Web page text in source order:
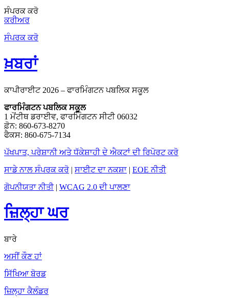
ਸੰਪਰਕ ਕਰੋ
ਕਰੀਅਰ
ਸੰਪਰਕ ਕਰੋ
ਖ਼ਬਰਾਂ
ਕਾਪੀਰਾਈਟ 2026 – ਫਾਰਮਿੰਗਟਨ ਪਬਲਿਕ ਸਕੂਲ
ਫਾਰਮਿੰਗਟਨ ਪਬਲਿਕ ਸਕੂਲ
1 ਮੋਂਟੀਥ ਡਰਾਈਵ, ਫਾਰਮਿੰਗਟਨ ਸੀਟੀ 06032
ਫ਼ੋਨ: 860-673-8270
ਫੈਕਸ: 860-675-7134
ਪੱਖਪਾਤ, ਪਰੇਸ਼ਾਨੀ ਅਤੇ ਧੱਕੇਸ਼ਾਹੀ ਦੇ ਐਕਟਾਂ ਦੀ ਰਿਪੋਰਟ ਕਰੋ
ਸਾਡੇ ਨਾਲ ਸੰਪਰਕ ਕਰੋ | ਸਾਈਟ ਦਾ ਨਕਸ਼ਾ | EOE ਨੀਤੀ
ਗੋਪਨੀਯਤਾ ਨੀਤੀ| WCAG 2.0 ਦੀ ਪਾਲਣਾ
ਜ਼ਿਲ੍ਹਾ ਘਰ
ਬਾਰੇ
ਅਸੀਂ ਕੌਣ ਹਾਂ
ਸਿੱਖਿਆ ਬੋਰਡ
ਜ਼ਿਲ੍ਹਾ ਕੈਲੰਡਰ